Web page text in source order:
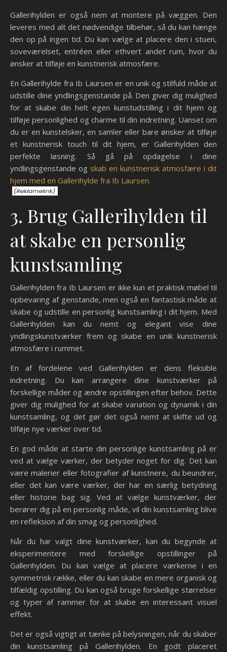
Gallerihylden er også nem at montere på væggen. Den
leveres med alt det nødvendige tilbehør, så du kan hænge
den op på ingen tid. Du kan vælge at placere den i stuen,
soveværelset, entréen eller ethvert andet rum, hvor du
ønsker at tilføje en kunstnerisk atmosfære.
En Gallerihylde fra Ib Laursen er en unik og stilfuld måde at
udstille dine yndlingsgenstande på. Den giver dig mulighed
for at skabe din helt egen kunstudstilling i dit hjem og
tilføje personlighed og charme til din indretning. Uanset om
du er en kunstelsker, en samler eller bare ønsker at tilføje
et kunstnerisk touch til dit hjem, er Gallerihylden den
perfekte løsning. Så gå på opdagelse i dine
yndlingsgenstande og skab en kunstnerisk atmosfære i dit
hjem med en Gallerihylde fra Ib Laursen.
3. Brug Gallerihylden til
at skabe en personlig
kunstsamling
Gallerihylden fra Ib Laursen er ikke kun et praktisk møbel til
opbevaring af genstande, men også en fantastisk måde at
skabe og udstille en personlig kunstsamling i dit hjem. Med
Gallerihylden kan du nemt og elegant vise dine
yndlingskunstværker frem og skabe en unik kunstnerisk
atmosfære i rummet.
En af fordelene ved Gallerihylden er dens fleksible
indretning. Du kan arrangere dine kunstværker på
forskellige måder og ændre opstillingen efter behov. Dette
giver dig mulighed for at skabe variation og dynamik i din
kunstsamling, og det gør det også nemt at skifte ud og
tilføje nye værker over tid.
En god måde at starte din personlige kunstsamling på er
ved at vælge værker, der betyder noget for dig. Det kan
være malerier eller fotografier af kunstnere, du beundrer,
eller det kan være værker, der har en særlig betydning
eller historie bag sig. Ved at vælge kunstværker, der
berører dig på en personlig måde, vil din kunstsamling blive
en refleksion af din smag og personlighed.
Når du har valgt dine kunstværker, kan du begynde at
eksperimentere med forskellige opstillinger på
Gallerihylden. Du kan vælge at placere værkerne i en
symmetrisk række, eller du kan skabe en mere organisk og
tilfældig opstilling. Du kan også bruge forskellige størrelser
og typer af rammer for at skabe en interessant visuel
effekt.
Det er også vigtigt at tænke på belysningen, når du skaber
din kunstsamling på Gallerihylden. En godt placeret